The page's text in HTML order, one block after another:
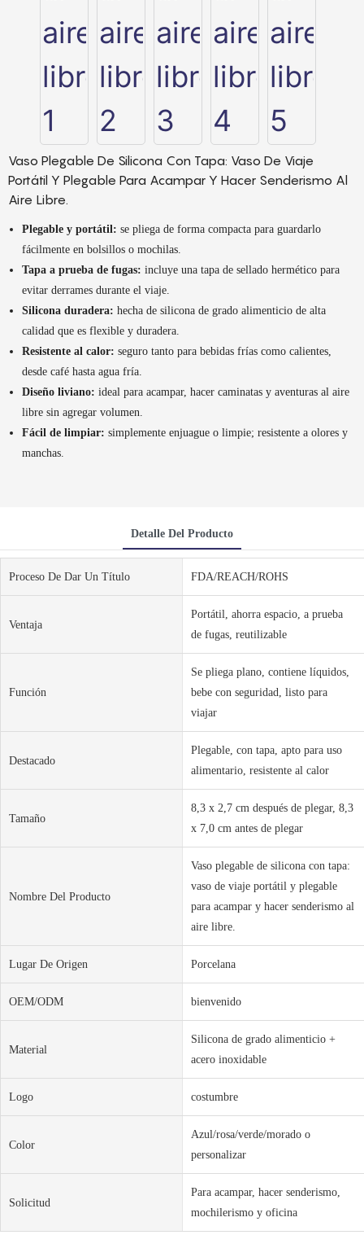
Vaso Plegable De Silicona Con Tapa: Vaso De Viaje
Portátil Y Plegable Para Acampar Y Hacer Senderismo Al
Aire Libre.
Plegable y portátil: se pliega de forma compacta para guardarlo
fácilmente en bolsillos o mochilas.
Tapa a prueba de fugas: incluye una tapa de sellado hermético para
evitar derrames durante el viaje.
Silicona duradera: hecha de silicona de grado alimenticio de alta
calidad que es flexible y duradera.
Resistente al calor: seguro tanto para bebidas frías como calientes,
desde café hasta agua fría.
Diseño liviano: ideal para acampar, hacer caminatas y aventuras al aire
libre sin agregar volumen.
Fácil de limpiar: simplemente enjuague o limpie; resistente a olores y
manchas.
Detalle Del Producto
Proceso De Dar Un Título FDA/REACH/ROHS
Ventaja
Portátil, ahorra espacio, a prueba
de fugas, reutilizable
Función
Se pliega plano, contiene líquidos,
bebe con seguridad, listo para
viajar
Destacado
Plegable, con tapa, apto para uso
alimentario, resistente al calor
Tamaño
8,3 x 2,7 cm después de plegar, 8,3
x 7,0 cm antes de plegar
Nombre Del Producto
Vaso plegable de silicona con tapa:
vaso de viaje portátil y plegable
para acampar y hacer senderismo al
aire libre.
Lugar De Origen Porcelana
OEM/ODM bienvenido
Material
Silicona de grado alimenticio +
acero inoxidable
Logo costumbre
Color
Azul/rosa/verde/morado o
personalizar
Solicitud
Para acampar, hacer senderismo,
mochilerismo y oficina